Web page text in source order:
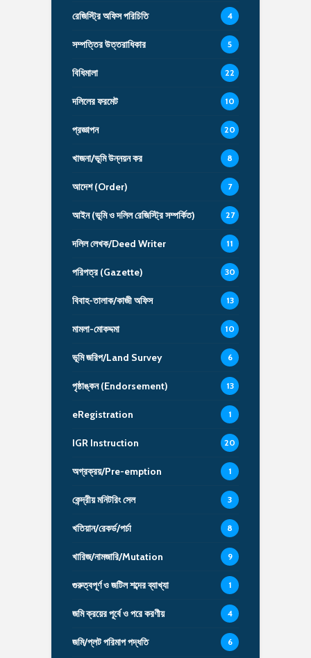
রেজিস্ট্রি অফিস পরিচিতি 4
সম্পত্তির উত্তরাধিকার 5
বিধিমালা 22
দলিলের ফরমেট 10
প্রজ্ঞাপন 20
খাজনা/ভূমি উন্নয়ন কর 8
আদেশ (Order) 7
আইন (ভূমি ও দলিল রেজিস্ট্রি সম্পর্কিত) 27
দলিল লেখক/Deed Writer 11
পরিপত্র (Gazette) 30
বিবাহ-তালাক/কাজী অফিস 13
মামলা-মোকদ্দমা 10
ভূমি জরিপ/Land Survey 6
পৃষ্ঠাঙ্কন (Endorsement) 13
eRegistration 1
IGR Instruction 20
অগ্রক্রয়/Pre-emption 1
কেন্দ্রীয় মনিটরিং সেল 3
খতিয়ান/রেকর্ড/পর্চা 8
খারিজ/নামজারি/Mutation 9
গুরুত্বপূর্ণ ও জটিল শব্দের ব্যাখ্যা 1
জমি ক্রয়ের পূর্বে ও পরে করণীয় 4
জমি/প্লট পরিমাপ পদ্ধতি 6